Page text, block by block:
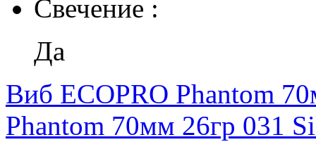
Свечение :
Да
Виб ECOPRO Phantom
Phantom 70мм 26гр 031